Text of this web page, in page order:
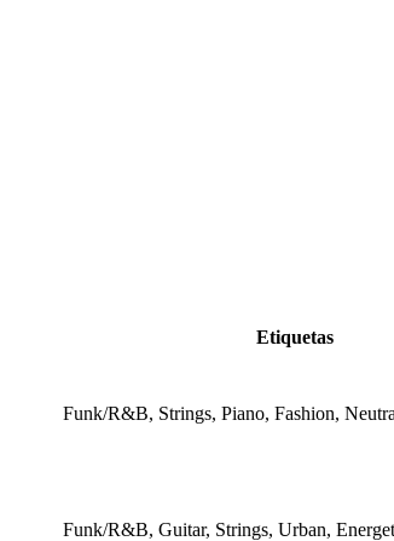
Etiquetas
Funk/R&B, Strings, Piano, Fashion,
Funk/R&B, Guitar, Strings, Urban,